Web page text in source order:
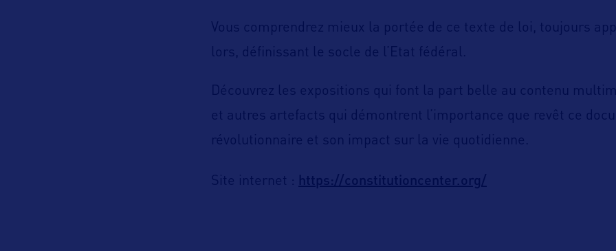
Vous comprendrez mieux la portée de ce texte de loi, toujours
lors, définissant le socle de l’Etat fédéral.
Découvrez les expositions qui font la part belle au contenu
et autres artefacts qui démontrent l’importance que revêt ce
révolutionnaire et son impact sur la vie quotidienne.
Site internet : https://constitutioncenter.org/